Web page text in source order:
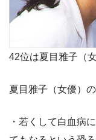
42位は夏目雅子（女
夏目雅子（女優）
・若くして白血病